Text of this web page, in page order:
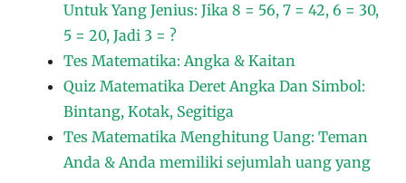
Untuk Yang Jenius: Jika 8 = 56, 7 = 42, 6 = 30,
5 = 20, Jadi 3 = ?
Tes Matematika: Angka & Kaitan
Quiz Matematika Deret Angka Dan Simbol:
Bintang, Kotak, Segitiga
Tes Matematika Menghitung Uang: Teman
Anda & Anda memiliki sejumlah uang yang